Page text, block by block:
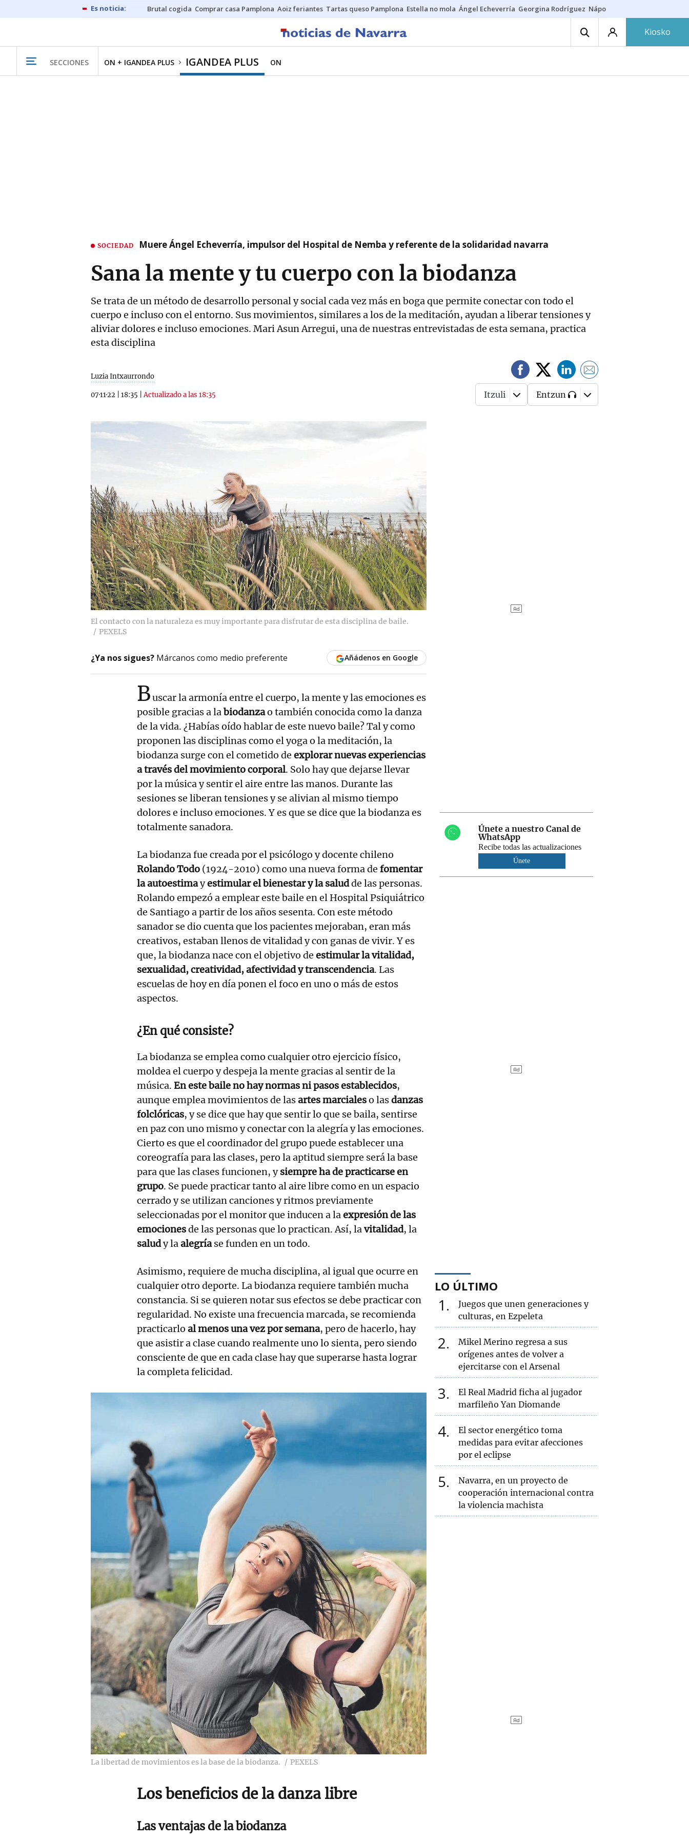
Brutal cogida Comprar casa Pamplona Aoiz feriantes Tartas queso Pamplona Estella no mola Ángel Echeverría Georgina Rodríguez Nápoles - Osasuna
Kiosko
SECCIONES ON + IGANDEA PLUS IGANDEA PLUS ON
SOCIEDAD Muere Ángel Echeverría, impulsor del Hospital de Nemba y referente de la solidaridad navarra
Sana la mente y tu cuerpo con la biodanza
Se trata de un método de desarrollo personal y social cada vez más en boga que permite conectar con todo el
cuerpo e incluso con el entorno. Sus movimientos, similares a los de la meditación, ayudan a liberar tensiones y
aliviar dolores e incluso emociones. Mari Asun Arregui, una de nuestras entrevistadas de esta semana, practica
esta disciplina
Luzia Intxaurrondo
07·11·22 18:35 |Actualizado a las 18:35 Itzuli Entzun
El contacto con la naturaleza es muy importante para disfrutar de esta disciplina de baile.
PEXELS
¿Ya nos sigues? Márcanos como medio preferente Añádenos en Google
Buscar la armonía entre el cuerpo, la mente y las emociones es
posible gracias a labiodanzao también conocida como la danza
de la vida. ¿Habías oído hablar de este nuevo baile? Tal y como
proponen las disciplinas como el yoga o la meditación, la
biodanza surge con el cometido de explorar nuevas experiencias
a través del movimiento corporal. Solo hay que dejarse llevar
por la música y sentir el aire entre las manos. Durante las
sesiones se liberan tensiones y se alivian al mismo tiempo
dolores e incluso emociones. Y es que se dice que la biodanza es
totalmente sanadora.
La biodanza fue creada por el psicólogo y docente chileno
Rolando Todo (1924-2010) como una nueva forma de fomentar
la autoestimayestimular el bienestar y la saludde las personas.
Rolando empezó a emplear este baile en el Hospital Psiquiátrico
de Santiago a partir de los años sesenta. Con este método
sanador se dio cuenta que los pacientes mejoraban, eran más
creativos, estaban llenos de vitalidad y con ganas de vivir. Y es
que, la biodanza nace con el objetivo de estimular la vitalidad,
sexualidad, creatividad, afectividad y transcendencia. Las
escuelas de hoy en día ponen el foco en uno o más de estos
aspectos.
¿En qué consiste?
La biodanza se emplea como cualquier otro ejercicio físico,
moldea el cuerpo y despeja la mente gracias al sentir de la
música. En este baile no hay normas ni pasos establecidos,
aunque emplea movimientos de lasartes marcialeso lasdanzas
folclóricas, y se dice que hay que sentir lo que se baila, sentirse
en paz con uno mismo y conectar con la alegría y las emociones.
Cierto es que el coordinador del grupo puede establecer una
coreografía para las clases, pero la aptitud siempre será la base
para que las clases funcionen, ysiempre ha de practicarse en
grupo. Se puede practicar tanto al aire libre como en un espacio
cerrado y se utilizan canciones y ritmos previamente
seleccionadas por el monitor que inducen a laexpresión de las
emocionesde las personas que lo practican. Así, lavitalidad, la
saludy laalegríase funden en un todo.
Asimismo, requiere de mucha disciplina, al igual que ocurre en
cualquier otro deporte. La biodanza requiere también mucha
constancia. Si se quieren notar sus efectos se debe practicar con
regularidad. No existe una frecuencia marcada, se recomienda
practicarlo al menos una vez por semana, pero de hacerlo, hay
que asistir a clase cuando realmente uno lo sienta, pero siendo
consciente de que en cada clase hay que superarse hasta lograr
la completa felicidad.
La libertad de movimientos es la base de la biodanza. PEXELS
Los beneficios de la danza libre
Las ventajas de la biodanza
Únete a nuestro Canal de
WhatsApp
Recibe todas las actualizaciones
Únete
LO ÚLTIMO
1
Juegos que unen generaciones y
culturas, en Ezpeleta
2
Mikel Merino regresa a sus
orígenes antes de volver a
ejercitarse con el Arsenal
3
El Real Madrid ficha al jugador
marfileño Yan Diomande
4
El sector energético toma
medidas para evitar afecciones
por el eclipse
5
Navarra, en un proyecto de
cooperación internacional contra
la violencia machista